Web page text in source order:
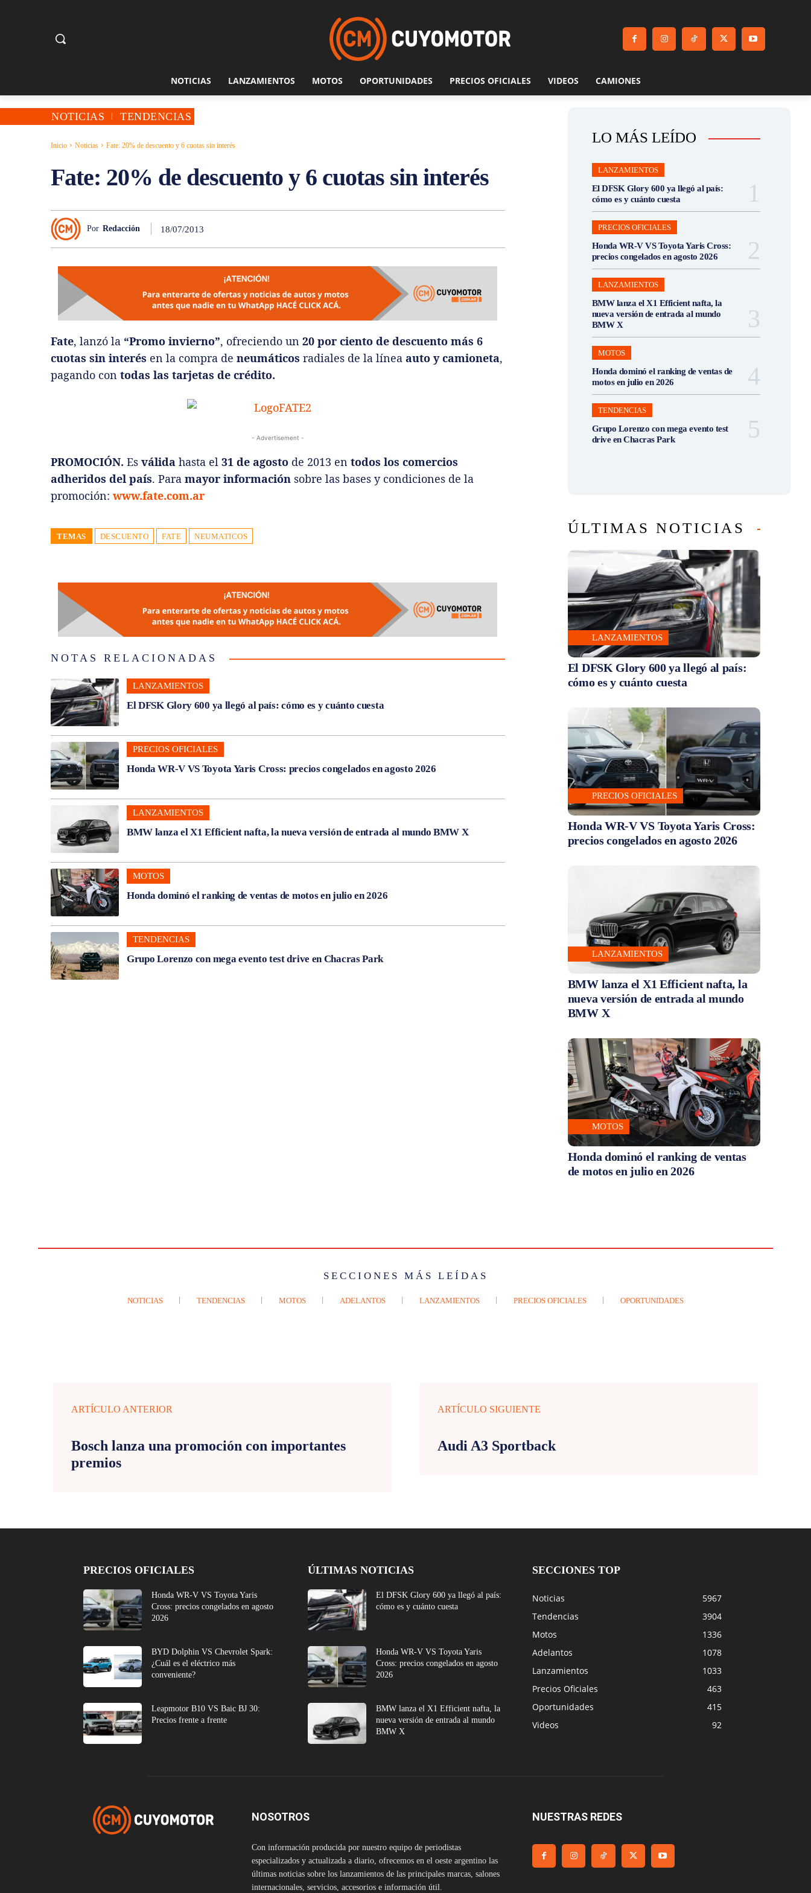
NOTICIAS LANZAMIENTOS MOTOS OPORTUNIDADES PRECIOS OFICIALES VIDEOS CAMIONES
NOTICIAS TENDENCIAS
Inicio Noticias Fate: 20% de descuento y 6 cuotas sin interés
Fate: 20% de descuento y 6 cuotas sin interés
Por Redacción 18/07/2013
Fate, lanzó la “Promo invierno”, ofreciendo un 20 por ciento de descuento más 6
cuotas sin interés en la compra de neumáticos radiales de la línea auto y camioneta,
pagando con todas las tarjetas de crédito.
- Advertisement -
PROMOCIÓN. Es válida hasta el 31 de agosto de 2013 en todos los comercios
adheridos del país. Para mayor información sobre las bases y condiciones de la
promoción: www.fate.com.ar
TEMAS DESCUENTO FATE NEUMATICOS
NOTAS RELACIONADAS
LANZAMIENTOS
El DFSK Glory 600 ya llegó al país: cómo es y cuánto cuesta
PRECIOS OFICIALES
Honda WR-V VS Toyota Yaris Cross: precios congelados en agosto 2026
LANZAMIENTOS
BMW lanza el X1 Efficient nafta, la nueva versión de entrada al mundo BMW X
MOTOS
Honda dominó el ranking de ventas de motos en julio en 2026
TENDENCIAS
Grupo Lorenzo con mega evento test drive en Chacras Park
LO MÁS LEÍDO
LANZAMIENTOS
El DFSK Glory 600 ya llegó al país:
cómo es y cuánto cuesta
PRECIOS OFICIALES
Honda WR-V VS Toyota Yaris Cross:
precios congelados en agosto 2026
LANZAMIENTOS
BMW lanza el X1 Efficient nafta, la
nueva versión de entrada al mundo
BMW X
MOTOS
Honda dominó el ranking de ventas de
motos en julio en 2026
TENDENCIAS
Grupo Lorenzo con mega evento test
drive en Chacras Park
ÚLTIMAS NOTICIAS
LANZAMIENTOS
El DFSK Glory 600 ya llegó al país:
cómo es y cuánto cuesta
PRECIOS OFICIALES
Honda WR-V VS Toyota Yaris Cross:
precios congelados en agosto 2026
LANZAMIENTOS
BMW lanza el X1 Efficient nafta, la
nueva versión de entrada al mundo
BMW X
MOTOS
Honda dominó el ranking de ventas
de motos en julio en 2026
SECCIONES MÁS LEÍDAS
NOTICIAS TENDENCIAS MOTOS ADELANTOS LANZAMIENTOS PRECIOS OFICIALES OPORTUNIDADES
ARTÍCULO ANTERIOR
Bosch lanza una promoción con importantes
premios
ARTÍCULO SIGUIENTE
Audi A3 Sportback
PRECIOS OFICIALES
Honda WR-V VS Toyota Yaris
Cross: precios congelados en agosto
2026
BYD Dolphin VS Chevrolet Spark:
¿Cuál es el eléctrico más
conveniente?
Leapmotor B10 VS Baic BJ 30:
Precios frente a frente
ÚLTIMAS NOTICIAS
El DFSK Glory 600 ya llegó al país:
cómo es y cuánto cuesta
Honda WR-V VS Toyota Yaris
Cross: precios congelados en agosto
2026
BMW lanza el X1 Efficient nafta, la
nueva versión de entrada al mundo
BMW X
SECCIONES TOP
Noticias
5967
Tendencias
3904
Motos
1336
Adelantos
1078
Lanzamientos
1033
Precios Oficiales
463
Oportunidades
415
Videos
92
NOSOTROS
Con información producida por nuestro equipo de periodistas
especializados y actualizada a diario, ofrecemos en el oeste argentino las
últimas noticias sobre los lanzamientos de las principales marcas, salones
internacionales, servicios, accesorios e información útil.
NUESTRAS REDES